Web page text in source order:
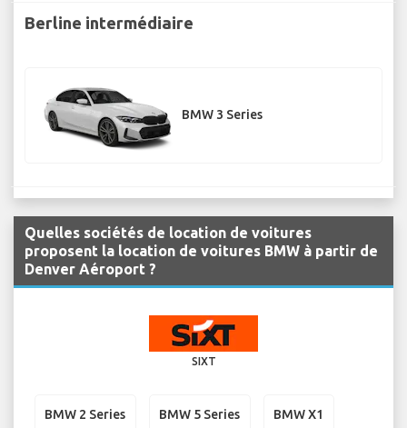
Berline intermédiaire
BMW 3 Series
Quelles sociétés de location de voitures
proposent la location de voitures BMW à partir de
Denver Aéroport ?
SIXT
BMW 2 Series BMW 5 Series BMW X1